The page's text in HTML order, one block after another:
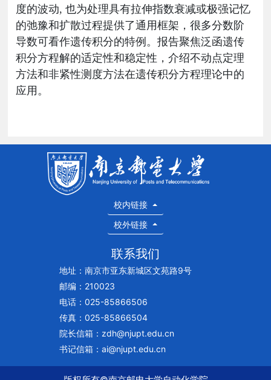
度的波动, 也为处理具有拉伸指数衰减或极强记忆
的弛豫和扩散过程提供了通用框架，很多分数阶
导数可看作遗传积分的特例。报告聚焦泛函遗传
积分方程解的适定性和稳定性，介绍不动点定理
方法和非紧性测度方法在遗传积分方程理论中的
应用。
校内链接
校外链接
联系我们
地址：南京市亚东新城区文苑路9号
邮编：210023
电话：025-85866506
传真：025-85866504
院长信箱：zdh@njupt.edu.cn
书记信箱：ai@njupt.edu.cn